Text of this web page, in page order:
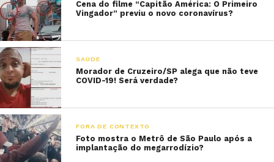
Cena do filme “Capitão América: O Primeiro
Vingador” previu o novo coronavírus?
SAÚDE
Morador de Cruzeiro/SP alega que não teve
COVID-19! Será verdade?
FORA DE CONTEXTO
Foto mostra o Metrô de São Paulo após a
implantação do megarrodízio?